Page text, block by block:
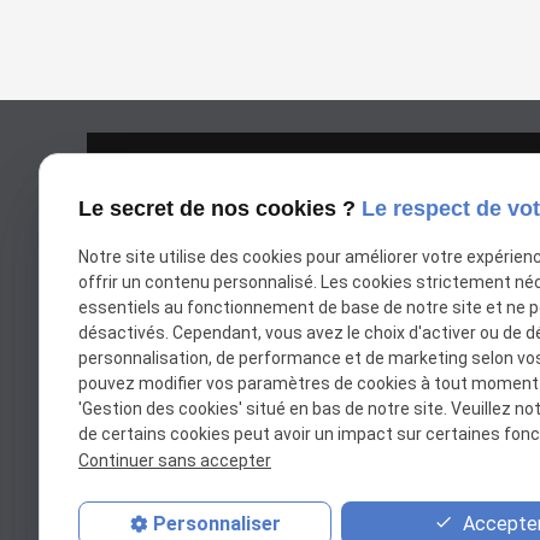
Google Maps Search
Le secret de nos cookies ? Le respect de
Notre site utilise des cookies pour améliorer votre
offrir un contenu personnalisé. Les cookies strictement
essentiels au fonctionnement de base de notre site et ne
désactivés. Cependant, vous avez le choix d'activer ou de
personnalisation, de performance et de marketing selon
pouvez modifier vos paramètres de cookies à tout
'Gestion des cookies' situé en bas de notre site. Veuillez
de certains cookies peut avoir un impact sur certaines
Continuer sans accepter
Personnaliser